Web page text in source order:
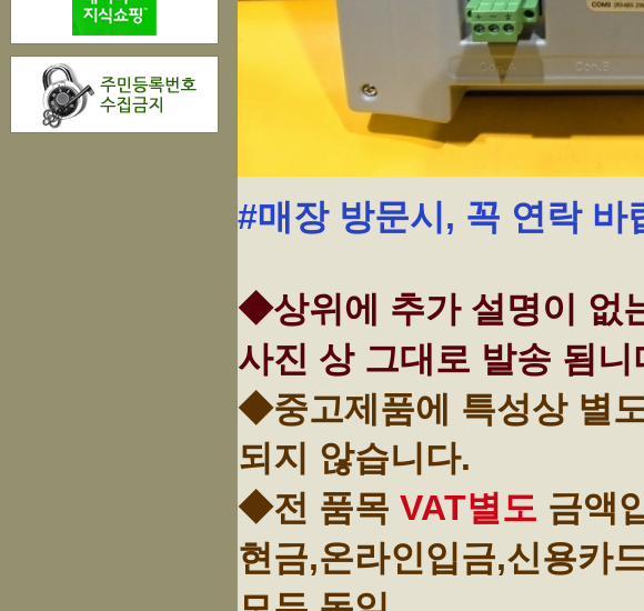
#매장 방문시, 꼭 연락 바
◆상위에 추가 설명이 없
사진 상 그대로 발송 됨니
◆중고제품에 특성상 별
되지 않습니다.
◆전 품목 VAT별도 금액
현금,온라인입금,신용카